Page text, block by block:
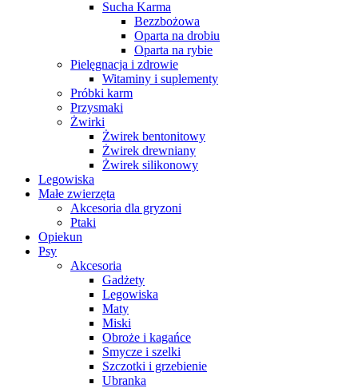
Sucha Karma
Bezzbożowa
Oparta na drobiu
Oparta na rybie
Pielęgnacja i zdrowie
Witaminy i suplementy
Próbki karm
Przysmaki
Żwirki
Żwirek bentonitowy
Żwirek drewniany
Żwirek silikonowy
Legowiska
Małe zwierzęta
Akcesoria dla gryzoni
Ptaki
Opiekun
Psy
Akcesoria
Gadżety
Legowiska
Maty
Miski
Obroże i kagańce
Smycze i szelki
Szczotki i grzebienie
Ubranka